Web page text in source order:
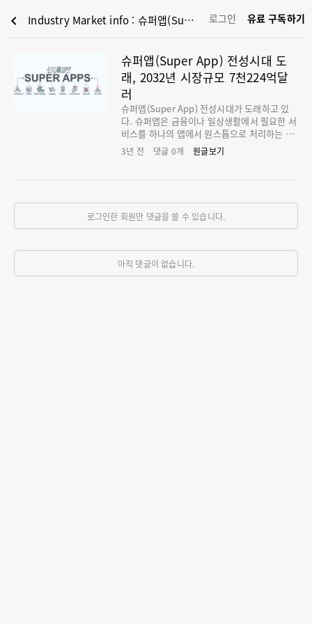
chevron_left Industry Market info : 슈퍼앱(Super App) 전성시대 도래, 2032년 시장규모 7천224억달러 로그인 유료 구독하기
슈퍼앱(Super App) 전성시대 도
래, 2032년 시장규모 7천224억달
러
슈퍼앱(Super App) 전성시대가 도래하고 있
다. 슈퍼앱은 금융이나 일상생활에서 필요한 서
비스를 하나의 앱에서 원스톱으로 처리하는 모
바일 앱이다. 슈퍼앱은 소셜, 전자상거래, 금융
서비스, 교통서비스, 메시지 기능 등을 모두 포
슈퍼앱을 통해 체크되고, 루틴한 일상이 전개된
다. 전세계 인구 3명 중 1명은 슈퍼앱 사용자라
고 할 수 있다. 세계적으로는 12억4천만명의 사
t), 알비바바의 전자결제 앱 Alipay, 중국에서
개발된 쇼핑플랫폼 Meituan, 인도네시아의 배
3년 전 댓글 0개 원글보기
로그인한 회원만 댓글을 쓸 수 있습니다.
아직 댓글이 없습니다.